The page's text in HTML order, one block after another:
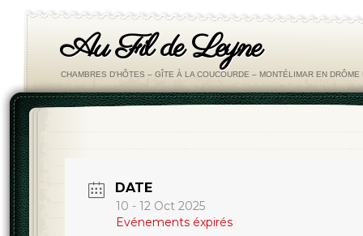
Au Fil de Leyne
CHAMBRES D'HÔTES – GÎTE À LA COUCOURDE – MONTÉLIMAR EN DRÔME
DATE
10 - 12 Oct 2025
Evénements éxpirés